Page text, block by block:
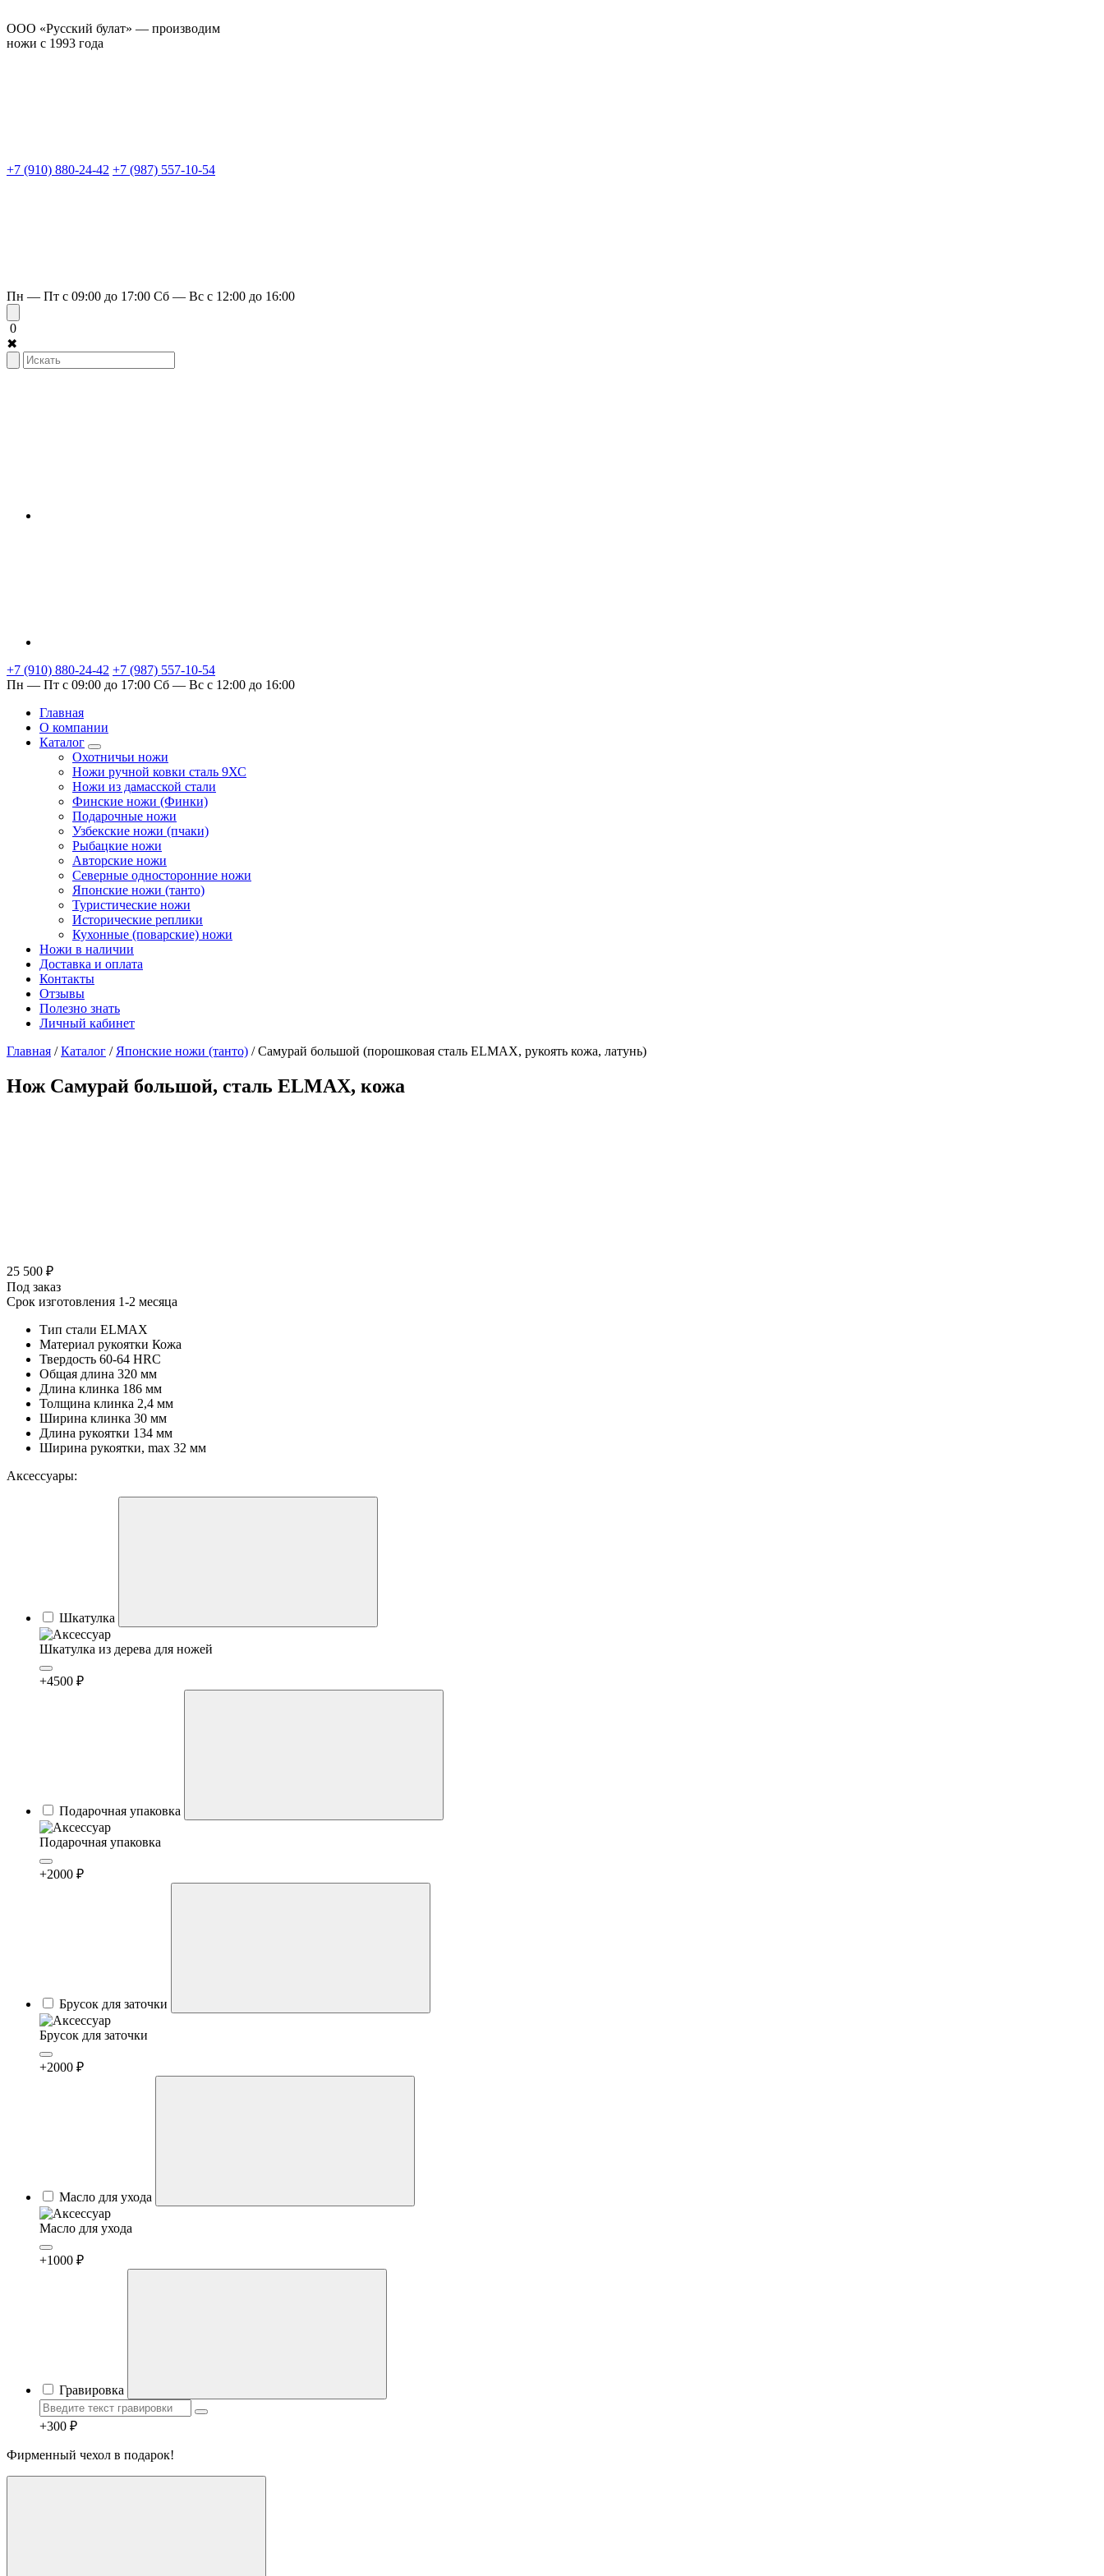
ООО «Русский булат» — производим
ножи с 1993 года
+7 (910) 880-24-42 +7 (987) 557-10-54
Пн — Пт с 09:00 до 17:00 Сб — Вс с 12:00 до 16:00
0
✖
+7 (910) 880-24-42 +7 (987) 557-10-54
Пн — Пт с 09:00 до 17:00 Сб — Вс с 12:00 до 16:00
Главная
О компании
Каталог
Охотничьи ножи
Ножи ручной ковки сталь 9ХС
Ножи из дамасской стали
Финские ножи (Финки)
Подарочные ножи
Узбекские ножи (пчаки)
Рыбацкие ножи
Авторские ножи
Северные односторонние ножи
Японские ножи (танто)
Туристические ножи
Исторические реплики
Кухонные (поварские) ножи
Ножи в наличии
Доставка и оплата
Контакты
Отзывы
Полезно знать
Личный кабинет
Главная /Каталог / Японские ножи (танто) /Самурай большой (порошковая сталь ELMAX, рукоять кожа, латунь)
Нож Самурай большой, сталь ELMAX, кожа
25 500 ₽
Под заказ
Срок изготовления 1-2 месяца
Тип стали ELMAX
Материал рукоятки Кожа
Твердость 60-64 HRC
Общая длина 320 мм
Длина клинка 186 мм
Толщина клинка 2,4 мм
Ширина клинка 30 мм
Длина рукоятки 134 мм
Ширина рукоятки, max 32 мм
Аксессуары:
Шкатулка
Шкатулка из дерева для ножей
+4500 ₽
Подарочная упаковка
Подарочная упаковка
+2000 ₽
Брусок для заточки
Брусок для заточки
+2000 ₽
Масло для ухода
Масло для ухода
+1000 ₽
Гравировка
+300 ₽
Фирменный чехол в подарок!